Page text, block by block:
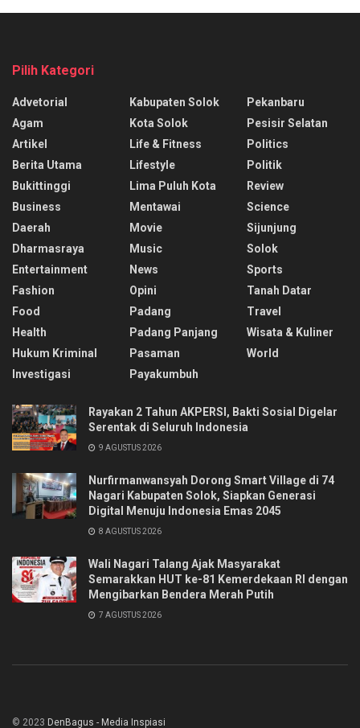
Pilih Kategori
Advetorial
Agam
Artikel
Berita Utama
Bukittinggi
Business
Daerah
Dharmasraya
Entertainment
Fashion
Food
Health
Hukum Kriminal
Investigasi
Kabupaten Solok
Kota Solok
Life & Fitness
Lifestyle
Lima Puluh Kota
Mentawai
Movie
Music
News
Opini
Padang
Padang Panjang
Pasaman
Payakumbuh
Pekanbaru
Pesisir Selatan
Politics
Politik
Review
Science
Sijunjung
Solok
Sports
Tanah Datar
Travel
Wisata & Kuliner
World
Rayakan 2 Tahun AKPERSI, Bakti Sosial Digelar
Serentak di Seluruh Indonesia
9 AGUSTUS 2026
Nurfirmanwansyah Dorong Smart Village di 74
Nagari Kabupaten Solok, Siapkan Generasi
Digital Menuju Indonesia Emas 2045
8 AGUSTUS 2026
Wali Nagari Talang Ajak Masyarakat
Semarakkan HUT ke-81 Kemerdekaan RI dengan
Mengibarkan Bendera Merah Putih
7 AGUSTUS 2026
© 2023 DenBagus - Media Inspiasi